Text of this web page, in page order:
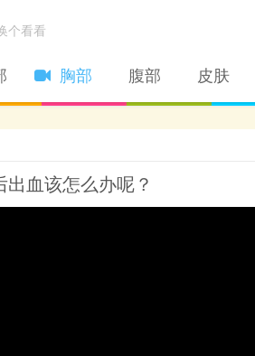
个看看
胸部 腹部 皮肤
血该怎么办呢？